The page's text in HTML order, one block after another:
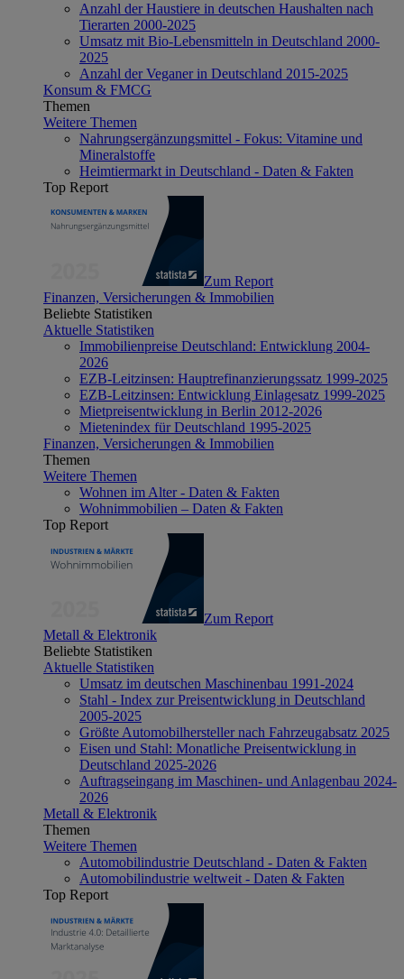
Anzahl der Haustiere in deutschen Haushalten nach
Tierarten 2000-2025
Umsatz mit Bio-Lebensmitteln in Deutschland 2000-
2025
Anzahl der Veganer in Deutschland 2015-2025
Konsum & FMCG
Themen
Weitere Themen
Nahrungsergänzungsmittel - Fokus: Vitamine und
Mineralstoffe
Heimtiermarkt in Deutschland - Daten & Fakten
Top Report
Zum Report
Finanzen, Versicherungen & Immobilien
Beliebte Statistiken
Aktuelle Statistiken
Immobilienpreise Deutschland: Entwicklung 2004-
2026
EZB-Leitzinsen: Hauptrefinanzierungssatz 1999-2025
EZB-Leitzinsen: Entwicklung Einlagesatz 1999-2025
Mietpreisentwicklung in Berlin 2012-2026
Mietenindex für Deutschland 1995-2025
Finanzen, Versicherungen & Immobilien
Themen
Weitere Themen
Wohnen im Alter - Daten & Fakten
Wohnimmobilien – Daten & Fakten
Top Report
Zum Report
Metall & Elektronik
Beliebte Statistiken
Aktuelle Statistiken
Umsatz im deutschen Maschinenbau 1991-2024
Stahl - Index zur Preisentwicklung in Deutschland
2005-2025
Größte Automobilhersteller nach Fahrzeugabsatz 2025
Eisen und Stahl: Monatliche Preisentwicklung in
Deutschland 2025-2026
Auftragseingang im Maschinen- und Anlagenbau 2024-
2026
Metall & Elektronik
Themen
Weitere Themen
Automobilindustrie Deutschland - Daten & Fakten
Automobilindustrie weltweit - Daten & Fakten
Top Report